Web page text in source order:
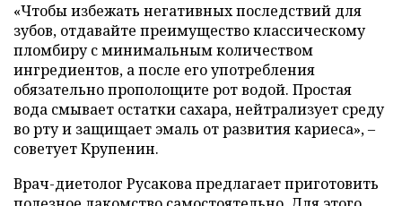
«Чтобы избежать негативных последствий для
зубов, отдавайте преимущество классическому
пломбиру с минимальным количеством
ингредиентов, а после его употребления
обязательно прополощите рот водой. Простая
вода смывает остатки сахара, нейтрализует среду
во рту и защищает эмаль от развития кариеса», –
советует Крупенин.
Врач-диетолог Русакова предлагает приготовить